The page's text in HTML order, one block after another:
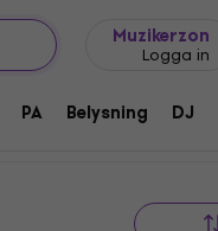
Muzikerzon
Logga in
PA Belysning DJ